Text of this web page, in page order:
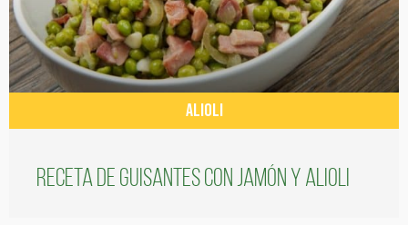
ALIOLI
Receta de guisantes con jamón y alioli